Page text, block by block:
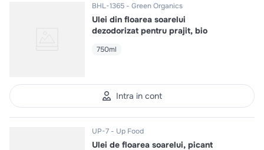
BHL-1365 Green Organics
Ulei din floarea soarelui
dezodorizat pentru prajit, bio
750ml
Intra in cont
UP-7 Up Food
Ulei de floarea soarelui, picant